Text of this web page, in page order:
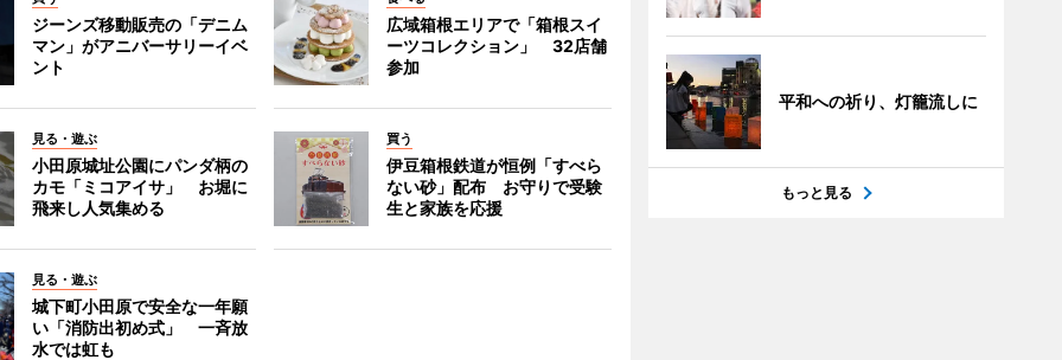
ジーンズ移動販売の「デニム
マン」がアニバーサリーイベ
ント
広域箱根エリアで「箱根スイ
ーツコレクション」 32店舗
参加
見る・遊ぶ
小田原城址公園にパンダ柄の
カモ「ミコアイサ」 お堀に
飛来し人気集める
買う
伊豆箱根鉄道が恒例「すべら
ない砂」配布 お守りで受験
生と家族を応援
見る・遊ぶ
城下町小田原で安全な一年願
い「消防出初め式」 一斉放
水では虹も
平和への祈り、灯籠流しに
もっと見る